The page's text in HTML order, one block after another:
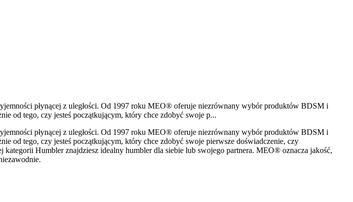
płynącej z uległości. Od 1997 roku MEO® oferuje niezrównany wybór produktów BDSM i
od tego, czy jesteś początkującym, który chce zdobyć swoje p...
płynącej z uległości. Od 1997 roku MEO® oferuje niezrównany wybór produktów BDSM i
od tego, czy jesteś początkującym, który chce zdobyć swoje pierwsze doświadczenie, czy
Humbler znajdziesz idealny humbler dla siebie lub swojego partnera. MEO® oznacza jakość,